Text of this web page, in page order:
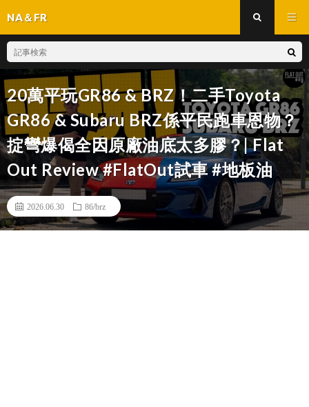
NA＆FR
20萬平玩GR86 & BRZ！二手Toyota
GR86 & Subaru BRZ係平民跑車恩物？
掟彎爆偈全因原廠油底太多膠？| Flat
Out Review #FlatOut試車 #地板油
2026.06.30 86/brz